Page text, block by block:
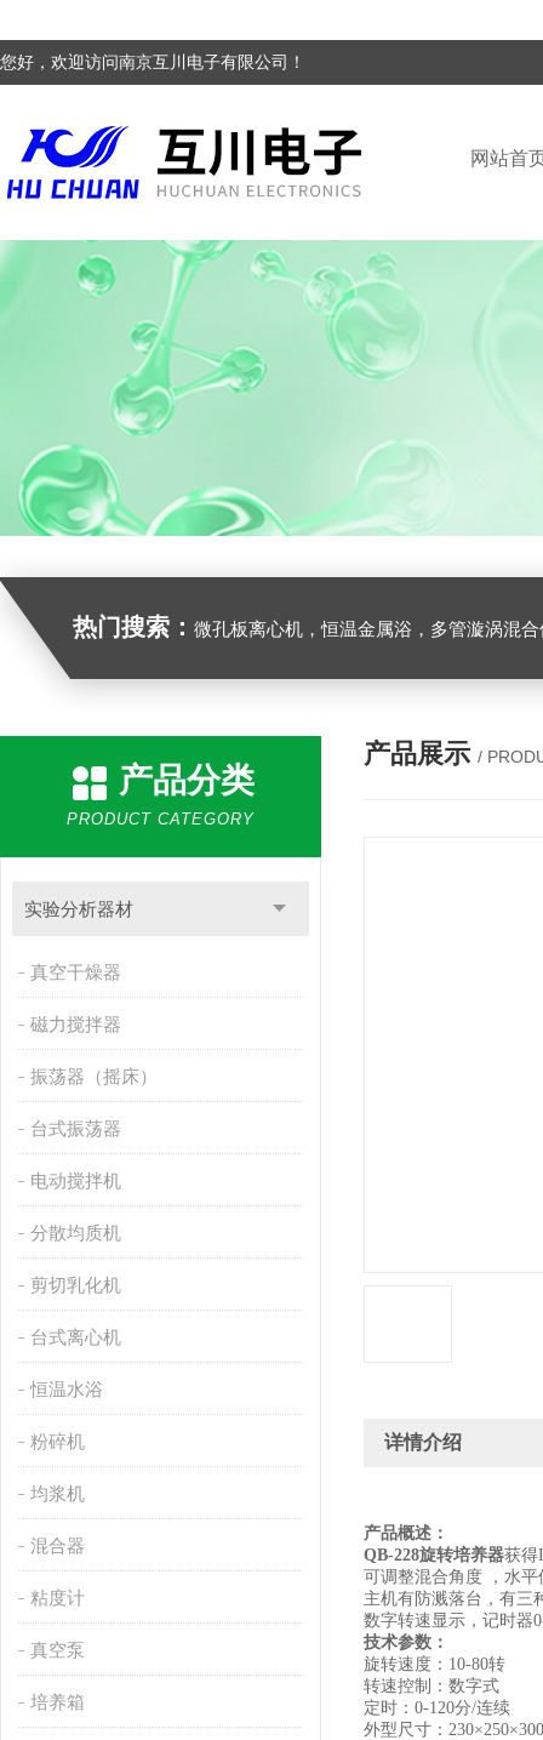
您好，欢迎访问南京互川电子有限公司！
网站首
热门搜索： 微孔板离心机，恒温金属浴，多管漩涡混合仪，梅毒旋转仪,红外线灭菌器，微孔板恒温振荡器，恒温混匀仪，水平摇床，牛奶抗生素恒
产品分类
PRODUCT CATEGORY
实验分析器材
真空干燥器
磁力搅拌器
振荡器（摇床）
台式振荡器
电动搅拌机
分散均质机
剪切乳化机
台式离心机
恒温水浴
粉碎机
均浆机
混合器
粘度计
真空泵
培养箱
产品展示 /
详情介绍
产品概述：
QB-228旋转培养器获得
可调整混合角度 ，水
主机有防溅落台，有三
数字转速显示，记时器
技术参数：
旋转速度： 10-80转
转速控制：数字式
定时： 0-120分/连续
外型尺寸：